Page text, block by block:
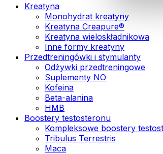
Kreatyna
Monohydrat kreatyny
Kreatyna Creapure®
Kreatyna wieloskładnikowa
Inne formy kreatyny
Przedtreningówki i stymulanty
Odżywki przedtreningowe
Suplementy NO
Kofeina
Beta-alanina
HMB
Boostery testosteronu
Kompleksowe boostery
Tribulus Terrestris
Maca